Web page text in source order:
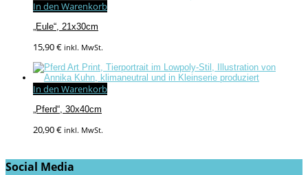
In den Warenkorb
„Eule“, 21x30cm
15,90€ inkl. MwSt.
In den Warenkorb
„Pferd“, 30x40cm
20,90€ inkl. MwSt.
Social Media